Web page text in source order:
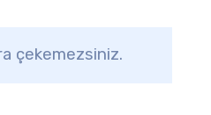
çekemezsiniz.